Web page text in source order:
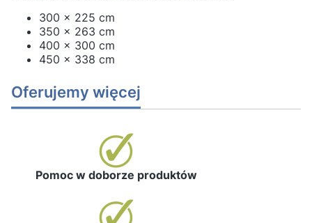
300 x 225 cm
350 x 263 cm
400 x 300 cm
450 x 338 cm
Oferujemy więcej
Pomoc w doborze produktów